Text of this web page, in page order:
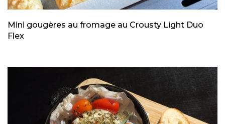
Mini gougères au fromage au Crousty Light Duo
Flex